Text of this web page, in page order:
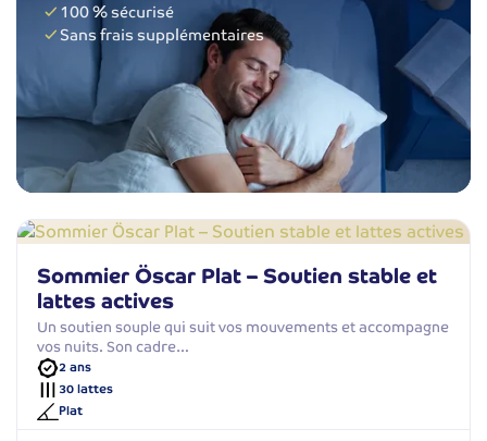
100 % sécurisé
Sans frais supplémentaires
Sommier Öscar Plat – Soutien stable et
lattes actives
Un soutien souple qui suit vos mouvements et accompagne
vos nuits. Son cadre…
2 ans
30 lattes
Plat